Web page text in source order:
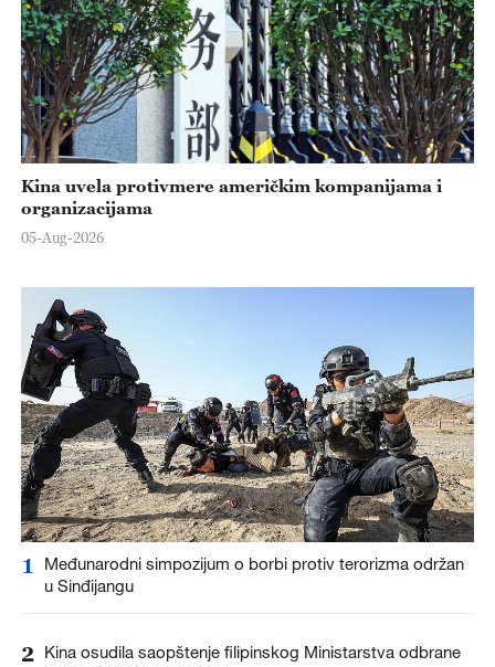
Kina uvela protivmere američkim kompanijama i
organizacijama
05-Aug-2026
1
Međunarodni simpozijum o borbi protiv terorizma održan
u Sinđijangu
2 Kina osudila saopštenje filipinskog Ministarstva odbrane